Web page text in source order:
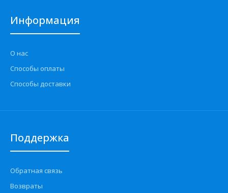
Информация
О нас
Способы оплаты
Способы доставки
Поддержка
Обратная связь
Возвраты